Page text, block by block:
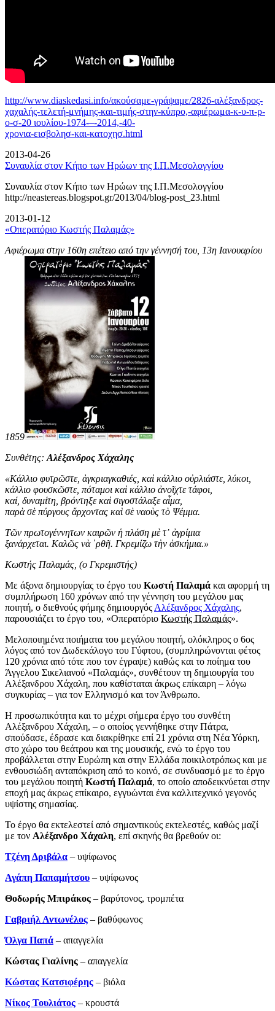
http://www.diaskedasi.info/ακούσαμε-γράψαμε/2826-αλέξανδρος-
χαχαλής-τελετή-μνήμης-και-τιμής-στην-κύπρο,-αφιέρωμα-κ-υ-π-ρ-
ο-σ-20 ιουλίου-1974-–-2014,-40-
χρονια-εισβολησ-και-κατοχησ.html
2013-04-26
Συναυλία στον Κήπο των Ηρώων της Ι.Π.Μεσολογγίου
Συναυλία στον Κήπο των Ηρώων της Ι.Π.Μεσολογγίου
http://neastereas.blogspot.gr/2013/04/blog-post_23.html
2013-01-12
«Οπερατόριο Κωστής Παλαμάς»
Αφιέρωμα στην 160η επέτειο από την γέννησή του, 13η Ιανουαρίου
1859
Συνθέτης: Αλέξανδρος Χάχαλης
«Κάλλιο φυτρῶστε, ἀγκριαγκαθιές, καὶ κάλλιο οὐρλιάστε, λύκοι,
κάλλιο φουσκῶστε, πόταμοι καὶ κάλλιο ἀνοῖχτε τάφοι,
καί, δυναμίτη, βρόντηξε καὶ σιγοστάλαξε αἷμα,
παρὰ σὲ πύργους ἄρχοντας καὶ σὲ ναοὺς τὸ Ψέμμα.
Τῶν πρωτογέννητων καιρῶν ἡ πλάση μὲ τ᾿ ἀγρίμια
ξανάρχεται. Καλῶς νὰ ῾ρθῆ. Γκρεμίζω τὴν ἀσκήμια.»
Κωστής Παλαμάς, (ο Γκρεμιστής)
Με άξονα δημιουργίας το έργο του Κωστή Παλαμά και αφορμή τη
συμπλήρωση 160 χρόνων από την γέννηση του μεγάλου μας
ποιητή, ο διεθνούς φήμης δημιουργός Αλέξανδρος Χάχαλης,
παρουσιάζει το έργο του, «Οπερατόριο Κωστής Παλαμάς».
Μελοποιημένα ποιήματα του μεγάλου ποιητή, ολόκληρος ο 6ος
λόγος από τον Δωδεκάλογο του Γύφτου, (συμπληρώνονται φέτος
120 χρόνια από τότε που τον έγραψε) καθώς και το ποίημα του
Άγγελου Σικελιανού «Παλαμάς», συνθέτουν τη δημιουργία του
Αλέξανδρου Χάχαλη, που καθίσταται άκρως επίκαιρη – λόγω
συγκυρίας – για τον Ελληνισμό και τον Άνθρωπο.
Η προσωπικότητα και το μέχρι σήμερα έργο του συνθέτη
Αλέξανδρου Χάχαλη, – ο οποίος γεννήθηκε στην Πάτρα,
σπούδασε, έδρασε και διακρίθηκε επί 21 χρόνια στη Νέα Υόρκη,
στο χώρο του θεάτρου και της μουσικής, ενώ το έργο του
προβάλλεται στην Ευρώπη και στην Ελλάδα ποικιλοτρόπως και με
ενθουσιώδη ανταπόκριση από το κοινό, σε συνδυασμό με το έργο
του μεγάλου ποιητή Κωστή Παλαμά, το οποίο αποδεικνύεται στην
εποχή μας άκρως επίκαιρο, εγγυώνται ένα καλλιτεχνικό γεγονός
υψίστης σημασίας.
Το έργο θα εκτελεστεί από σημαντικούς εκτελεστές, καθώς μαζί
με τον Αλέξανδρο Χάχαλη, επί σκηνής θα βρεθούν οι:
Τζένη Δριβάλα – υψίφωνος
Αγάπη Παπαμήτσου – υψίφωνος
Θοδωρής Μπιράκος – βαρύτονος, τρομπέτα
Γαβριήλ Αντωνέλος – βαθύφωνος
Όλγα Παπά – απαγγελία
Κώστας Γιαλίνης ­– απαγγελία
Κώστας Κατσιφέρης – βιόλα
Νίκος Τουλιάτος – κρουστά